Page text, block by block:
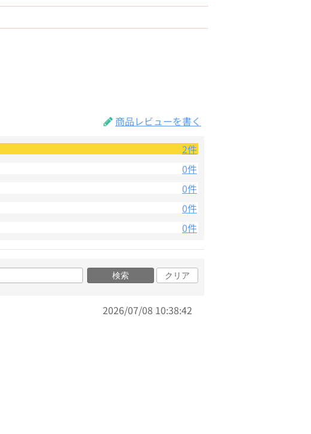
商品レビューを書く
2件
0件
0件
0件
0件
検索 クリア
2026/07/08 10:38:42